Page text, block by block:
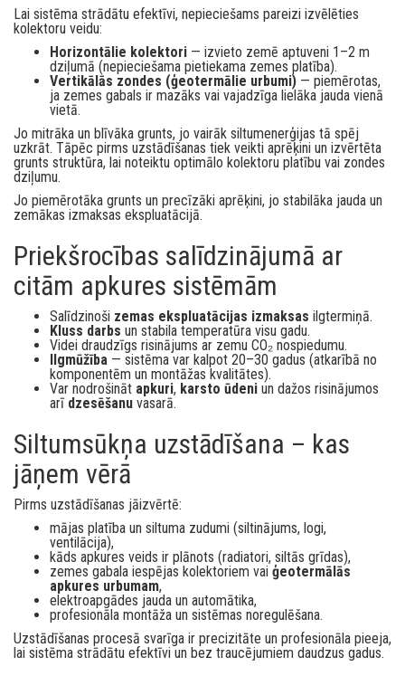
Lai sistēma strādātu efektīvi, nepieciešams pareizi izvēlēties
kolektoru veidu:
Horizontālie kolektori — izvieto zemē aptuveni 1–2 m
dziļumā (nepieciešama pietiekama zemes platība).
Vertikālās zondes (ģeotermālie urbumi) — piemērotas,
ja zemes gabals ir mazāks vai vajadzīga lielāka jauda vienā
vietā.
Jo mitrāka un blīvāka grunts, jo vairāk siltumenerģijas tā spēj
uzkrāt. Tāpēc pirms uzstādīšanas tiek veikti aprēķini un izvērtēta
grunts struktūra, lai noteiktu optimālo kolektoru platību vai zondes
dziļumu.
Jo piemērotāka grunts un precīzāki aprēķini, jo stabilāka jauda un
zemākas izmaksas ekspluatācijā.
Priekšrocības salīdzinājumā ar
citām apkures sistēmām
Salīdzinoši zemas ekspluatācijas izmaksas ilgtermiņā.
Kluss darbs un stabila temperatūra visu gadu.
Videi draudzīgs risinājums ar zemu CO₂ nospiedumu.
Ilgmūžība — sistēma var kalpot 20–30 gadus (atkarībā no
komponentēm un montāžas kvalitātes).
Var nodrošināt apkuri, karsto ūdeni un dažos risinājumos
arī dzesēšanu vasarā.
Siltumsūkņa uzstādīšana – kas
jāņem vērā
Pirms uzstādīšanas jāizvērtē:
mājas platība un siltuma zudumi (siltinājums, logi,
ventilācija),
kāds apkures veids ir plānots (radiatori, siltās grīdas),
zemes gabala iespējas kolektoriem vai ģeotermālās
apkures urbumam,
elektroapgādes jauda un automātika,
profesionāla montāža un sistēmas noregulēšana.
Uzstādīšanas procesā svarīga ir precizitāte un profesionāla pieeja,
lai sistēma strādātu efektīvi un bez traucējumiem daudzus gadus.